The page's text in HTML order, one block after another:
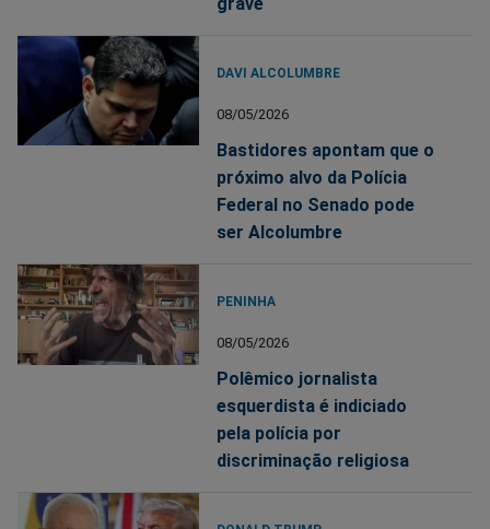
DAVI ALCOLUMBRE
08/05/2026
Bastidores apontam que o
próximo alvo da Polícia
Federal no Senado pode
ser Alcolumbre
PENINHA
08/05/2026
Polêmico jornalista
esquerdista é indiciado
pela polícia por
discriminação religiosa